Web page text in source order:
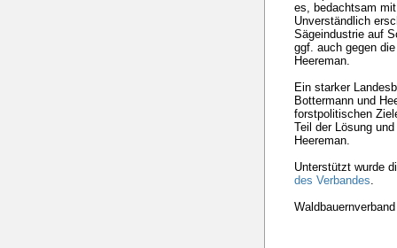
es, bedachtsam
Unverständlich
Sägeindustrie auf
ggf. auch gegen
Heereman.
Ein starker
Bottermann und
forstpolitischen
Teil der Lösung
Heereman.
Unterstützt wurde
des Verbandes